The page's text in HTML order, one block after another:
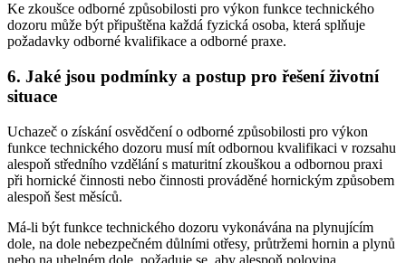
Ke zkoušce odborné způsobilosti pro výkon funkce technického
dozoru může být připuštěna každá fyzická osoba, která splňuje
požadavky odborné kvalifikace a odborné praxe.
6. Jaké jsou podmínky a postup pro řešení životní
situace
Uchazeč o získání osvědčení o odborné způsobilosti pro výkon
funkce technického dozoru musí mít odbornou kvalifikaci v rozsahu
alespoň středního vzdělání s maturitní zkouškou a odbornou praxi
při hornické činnosti nebo činnosti prováděné hornickým způsobem
alespoň šest měsíců.
Má-li být funkce technického dozoru vykonávána na plynujícím
dole, na dole nebezpečném důlními otřesy, průtržemi hornin a plynů
nebo na uhelném dole, požaduje se, aby alespoň polovina